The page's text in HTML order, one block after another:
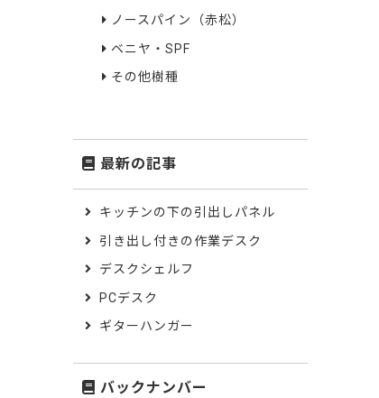
ノースパイン（赤松）
ベニヤ・SPF
その他樹種
最新の記事
キッチンの下の引出しパネル
引き出し付きの作業デスク
デスクシェルフ
PCデスク
ギターハンガー
バックナンバー